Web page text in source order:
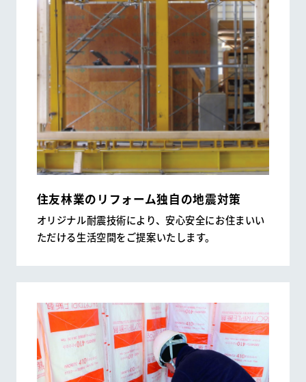
住友林業のリフォーム独自の地震対策
オリジナル耐震技術により、安心安全にお住まいい
ただける生活空間をご提案いたします。